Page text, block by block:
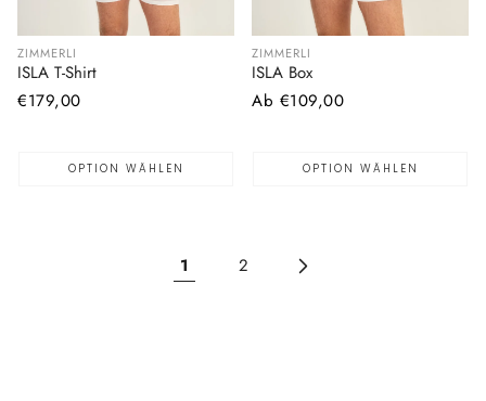
ZIMMERLI
ISLA T-Shirt
Normaler
€179,00
OPTION WÄHLEN
ZIMMERLI
ISLA Box
Normaler
Ab €109,00
OPTION WÄHLEN
1 2